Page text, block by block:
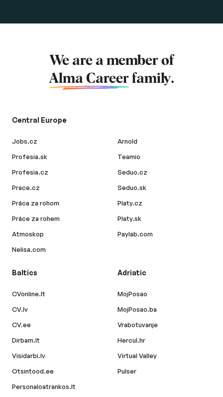
We are a member of
Alma Career family.
Central Europe
Jobs.cz
Profesia.sk
Profesia.cz
Prace.cz
Práca za rohom
Práce za rohem
Atmoskop
Nelisa.com
Arnold
Teamio
Seduo.cz
Seduo.sk
Platy.cz
Platy.sk
Paylab.com
Baltics
CVonline.lt
CV.lv
CV.ee
Dirbam.lt
Visidarbi.lv
Otsintood.ee
Personaloatrankos.lt
Adriatic
MojPosao
MojPosao.ba
Vrabotuvanje
Hercul.hr
Virtual Valley
Pulser